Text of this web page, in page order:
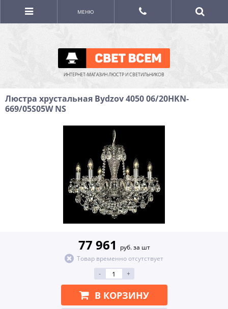
ИНТЕРНЕТ-МАГАЗИН ЛЮСТР И СВЕТИЛЬНИКОВ
МЕНЮ
Люстра хрустальная Bydzov 4050 06/20HKN-
669/05S05W NS
77 961
руб. за шт
Товар временно отсутствует
-
+
В КОРЗИНУ